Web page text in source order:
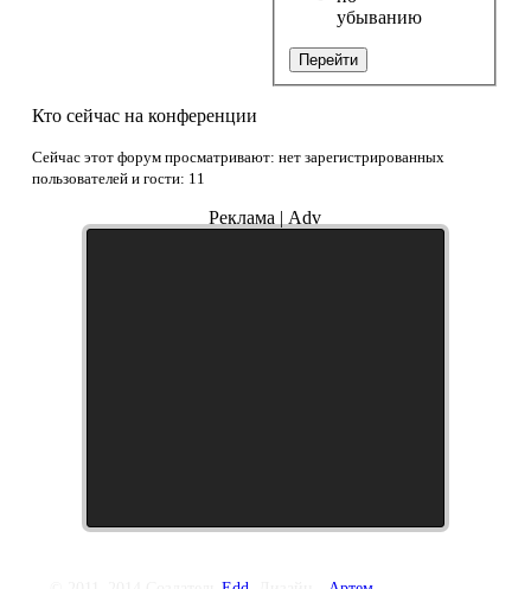
убыванию
Перейти
Кто сейчас на конференции
Сейчас этот форум просматривают: нет зарегистрированных
пользователей и гости: 11
Реклама | Adv